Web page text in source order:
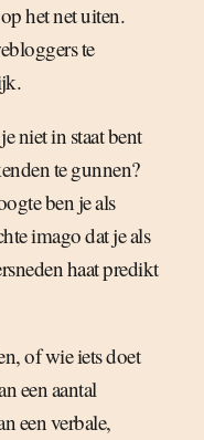
het net uiten.
te
niet in staat bent
te gunnen?
ben je als
imago dat je als
haat predikt
of wie iets doet
een aantal
een verbale,